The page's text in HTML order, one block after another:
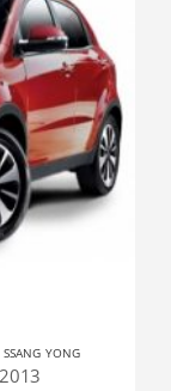
YONG